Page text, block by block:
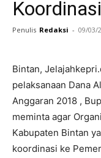
Penulis Redaksi - 09/03/
Bintan,
pelaksanaan Dana
Anggaran 2018 ,
meminta agar
Kabupaten Bintan
koordinasi ke